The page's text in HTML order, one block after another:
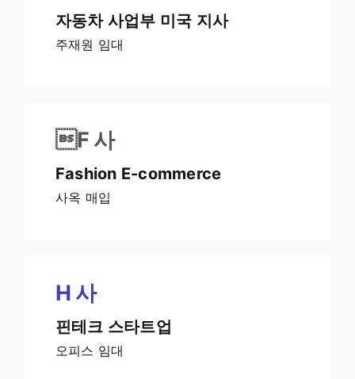
자동차 사업부 미국 지사
주재원 임대
F 사
Fashion E-commerce
사옥 매입
H 사
핀테크 스타트업
오피스 임대